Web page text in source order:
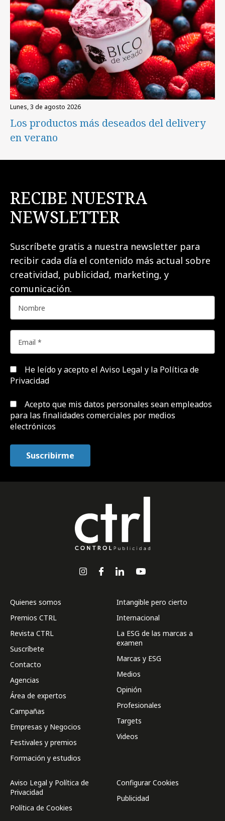
lunes, 3 de agosto 2026
Los productos más deseados del delivery
en verano
RECIBE NUESTRA
NEWSLETTER
Suscríbete gratis a nuestra newsletter para
recibir cada día el contenido más actual sobre
creatividad, publicidad, marketing, y
comunicación.
He leído y acepto el Aviso Legal y la Política de
Privacidad
Acepto que mis datos personales sean empleados
para las finalidades comerciales por medios
electrónicos
Quienes somos
Premios CTRL
Revista CTRL
Suscríbete
Contacto
Agencias
Área de expertos
Campañas
Empresas y Negocios
Festivales y premios
Formación y estudios
Intangible pero cierto
Internacional
La ESG de las marcas a
examen
Marcas y ESG
Medios
Opinión
Profesionales
Targets
Videos
Aviso Legal y Política de
Privacidad
Política de Cookies
Configurar Cookies
Publicidad